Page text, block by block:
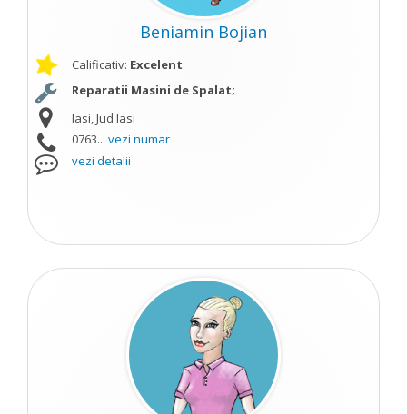
Beniamin Bojian
Calificativ: Excelent
Reparatii Masini de Spalat;
Iasi, Jud Iasi
0763... vezi numar
vezi detalii